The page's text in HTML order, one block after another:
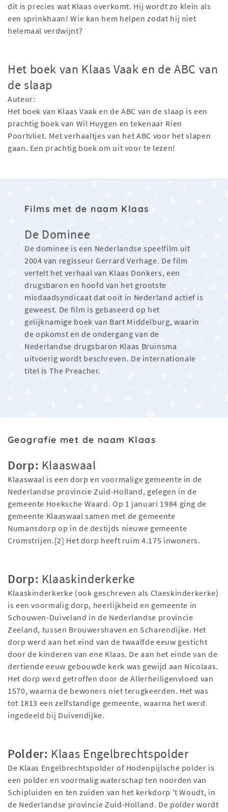
dit is precies wat Klaas overkomt. Hij wordt zo klein als
een sprinkhaan! Wie kan hem helpen zodat hij niet
helemaal verdwijnt?
Het boek van Klaas Vaak en de ABC van
de slaap
Auteur:
Het boek van Klaas Vaak en de ABC van de slaap is een
prachtig boek van Wil Huygen en tekenaar Rien
Poortvliet. Met verhaaltjes van het ABC voor het slapen
gaan. Een prachtig boek om uit voor te lezen!
Films met de naam Klaas
De Dominee
De dominee is een Nederlandse speelfilm uit
2004 van regisseur Gerrard Verhage. De film
vertelt het verhaal van Klaas Donkers, een
drugsbaron en hoofd van het grootste
misdaadsyndicaat dat ooit in Nederland actief is
geweest. De film is gebaseerd op het
gelijknamige boek van Bart Middelburg, waarin
de opkomst en de ondergang van de
Nederlandse drugsbaron Klaas Bruinsma
uitvoerig wordt beschreven. De internationale
titel is The Preacher.
Geografie met de naam Klaas
Dorp: Klaaswaal
Klaaswaal is een dorp en voormalige gemeente in de
Nederlandse provincie Zuid-Holland, gelegen in de
gemeente Hoeksche Waard. Op 1 januari 1984 ging de
gemeente Klaaswaal samen met de gemeente
Numansdorp op in de destijds nieuwe gemeente
Cromstrijen.[2] Het dorp heeft ruim 4.175 inwoners.
Dorp: Klaaskinderkerke
Klaaskinderkerke (ook geschreven als Claeskinderkerke)
is een voormalig dorp, heerlijkheid en gemeente in
Schouwen-Duiveland in de Nederlandse provincie
Zeeland, tussen Brouwershaven en Scharendijke. Het
dorp werd aan het eind van de twaalfde eeuw gesticht
door de kinderen van ene Klaas. De aan het einde van de
dertiende eeuw gebouwde kerk was gewijd aan Nicolaas.
Het dorp werd getroffen door de Allerheiligenvloed van
1570, waarna de bewoners niet terugkeerden. Het was
tot 1813 een zelfstandige gemeente, waarna het werd
ingedeeld bij Duivendijke.
Polder: Klaas Engelbrechtspolder
De Klaas Engelbrechtspolder of Hodenpijlsche polder is
een polder en voormalig waterschap ten noorden van
Schipluiden en ten zuiden van het kerkdorp 't Woudt, in
de Nederlandse provincie Zuid-Holland. De polder wordt